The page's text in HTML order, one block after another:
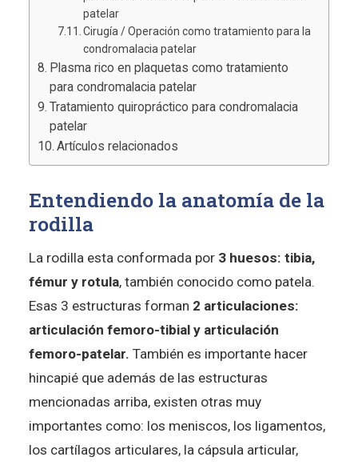
patelar
Cirugía / Operación como tratamiento para la
condromalacia patelar
Plasma rico en plaquetas como tratamiento
para condromalacia patelar
Tratamiento quiropráctico para condromalacia
patelar
Artículos relacionados
Entendiendo la anatomía de la
rodilla
La rodilla esta conformada por 3 huesos: tibia,
fémur y rotula, también conocido como patela.
Esas 3 estructuras forman 2 articulaciones:
articulación femoro-tibial y articulación
femoro-patelar. También es importante hacer
hincapié que además de las estructuras
mencionadas arriba, existen otras muy
importantes como: los meniscos, los ligamentos,
los cartílagos articulares, la cápsula articular,